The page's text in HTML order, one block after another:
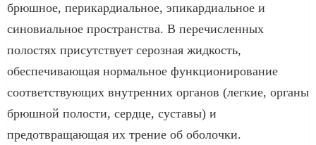
брюшное, перикардиальное, эпикардиальное и
синовиальное пространства. В перечисленных
полостях присутствует серозная жидкость,
обеспечивающая нормальное функционирование
соответствующих внутренних органов (легкие, органы
брюшной полости, сердце, суставы) и
предотвращающая их трение об оболочки.